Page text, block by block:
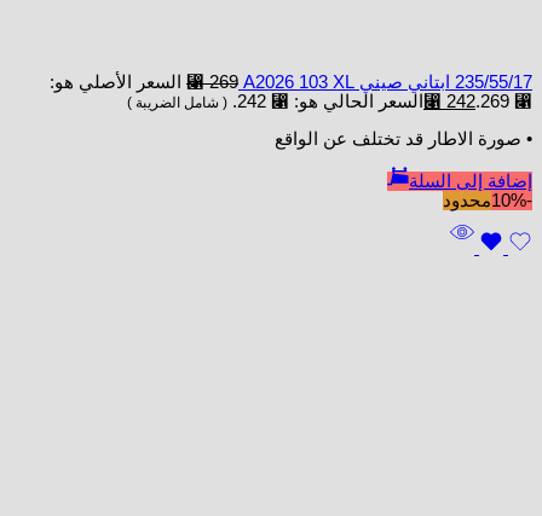
235/55/17 ابتاني صيني A2026 103 XL ⃁269
السعر الأصلي هو:
⃁ 269.
⃁ 242 السعر الحالي هو: ⃁ 242. ( شامل الضريبة )
• صورة الاطار قد تختلف عن الواقع
إضافة إلى السلة
-10%
محدود